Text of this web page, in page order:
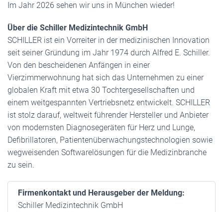
Im Jahr 2026 sehen wir uns in München wieder!
Über die Schiller Medizintechnik GmbH
SCHILLER ist ein Vorreiter in der medizinischen Innovation
seit seiner Gründung im Jahr 1974 durch Alfred E. Schiller.
Von den bescheidenen Anfängen in einer
Vierzimmerwohnung hat sich das Unternehmen zu einer
globalen Kraft mit etwa 30 Tochtergesellschaften und
einem weitgespannten Vertriebsnetz entwickelt. SCHILLER
ist stolz darauf, weltweit führender Hersteller und Anbieter
von modernsten Diagnosegeräten für Herz und Lunge,
Defibrillatoren, Patientenüberwachungstechnologien sowie
wegweisenden Softwarelösungen für die Medizinbranche
zu sein.
Firmenkontakt und Herausgeber der Meldung:
Schiller Medizintechnik GmbH